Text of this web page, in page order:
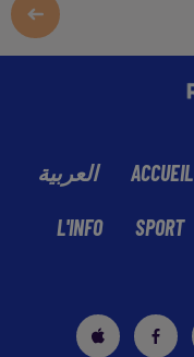
العربية ACCUEIL
L'INFO SPORT